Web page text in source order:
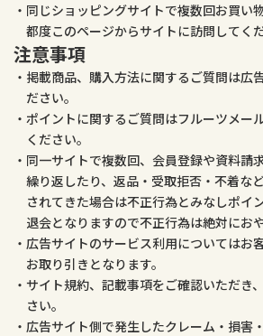
同じショッピングサイトで複数回お買い
都度このページからサイトに訪問してくだ
注意事項
掲載商品、購入方法に関するご質問は広
ださい。
ポイントに関するご質問はフルーツメー
ください。
同一サイトで複数回、会員登録や資料請
繰り返したり、返品・受取拒否・不着な
されてきた場合は不正行為とみなしポイ
退会となりますので不正行為は絶対にお
広告サイトのサービス利用についてはお
お取り引きとなります。
サイト規約、記載事項をご確認いただき
さい。
広告サイト側で発生したクレーム・損害